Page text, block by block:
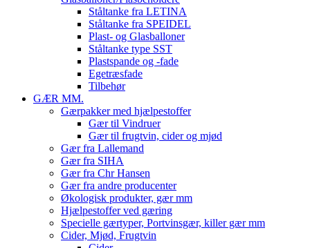
Ståltanke fra LETINA
Ståltanke fra SPEIDEL
Plast- og Glasballoner
Ståltanke type SST
Plastspande og -fade
Egetræsfade
Tilbehør
GÆR MM.
Gærpakker med hjælpestoffer
Gær til Vindruer
Gær til frugtvin, cider og mjød
Gær fra Lallemand
Gær fra SIHA
Gær fra Chr Hansen
Gær fra andre producenter
Økologisk produkter, gær mm
Hjælpestoffer ved gæring
Specielle gærtyper, Portvinsgær, killer gær mm
Cider, Mjød, Frugtvin